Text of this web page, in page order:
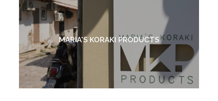
MARIA'S KORAKI PRODUCTS